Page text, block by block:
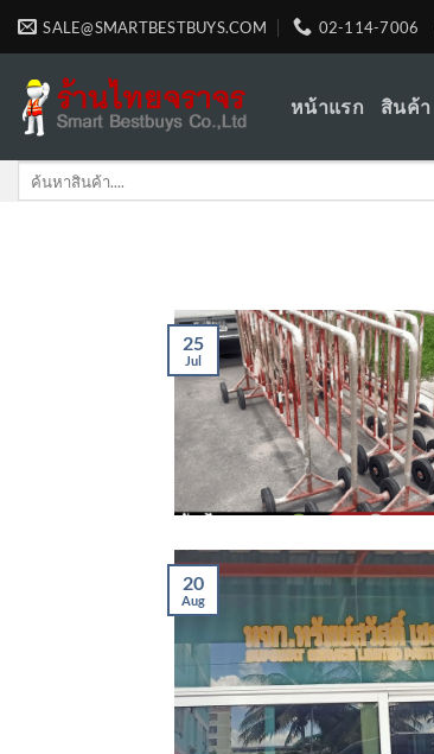
Skip
SALE@SMARTBESTBUYS.COM 02-114-7006
หน้าแรก สินค้า
Search
25
Jul
20
Aug